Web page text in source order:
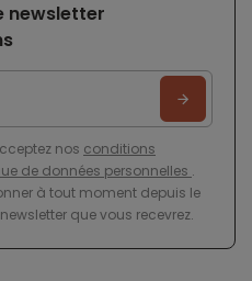
newsletter
nos conditions
de données personnelles .
à tout moment depuis le
que vous recevrez.